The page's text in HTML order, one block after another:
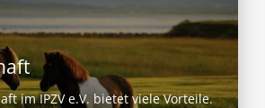
im IPZV e.V. bietet viele Vorteile.